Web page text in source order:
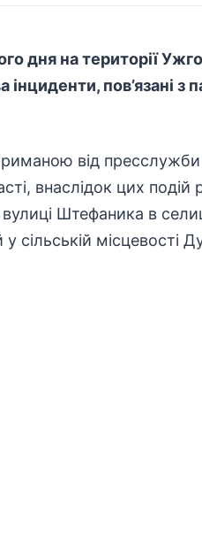
дня на території
інциденти,
від
внаслідок цих
Штефаника в
сільській місцевості